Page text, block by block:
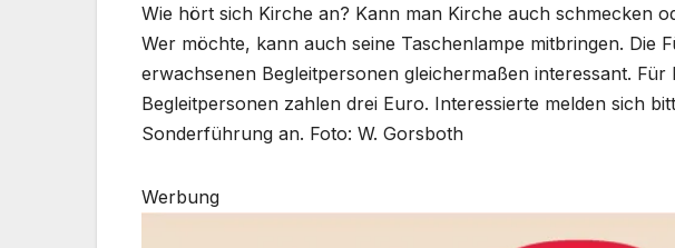
Wie hört sich Kirche an? Kann man Kirche auch schmecken
Wer möchte, kann auch seine Taschenlampe mitbringen. Die
erwachsenen Begleitpersonen gleichermaßen interessant.
Begleitpersonen zahlen drei Euro. Interessierte melden sich
Sonderführung an. Foto: W. Gorsboth
Werbung